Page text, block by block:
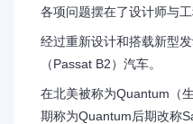
各项问题摆在了设计师与工
经过重新设计和搭载新型
（Passat B2）汽车。
在北美被称为Quantum（
期称为Quantum后期改称